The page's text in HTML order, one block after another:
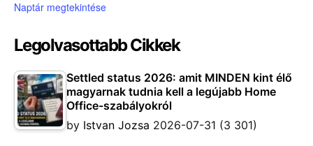
Naptár megtekintése
Legolvasottabb Cikkek
Settled status 2026: amit MINDEN kint élő
magyarnak tudnia kell a legújabb Home
Office-szabályokról
by Istvan Jozsa 2026-07-31 (3 301)